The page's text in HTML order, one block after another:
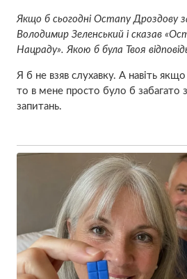
Якщо б сьогодні Остапу Дроздову
Володимир Зеленський і сказав
Нацраду». Якою б була Твоя
Я б не взяв слухавку. А навіть
то в мене просто було б забагато
запитань.